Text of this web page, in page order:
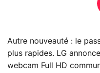
Autre nouveauté : le
plus rapides. LG
webcam Full HD